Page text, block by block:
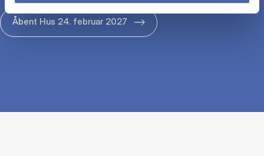
Åbent Hus 24. februar 2027